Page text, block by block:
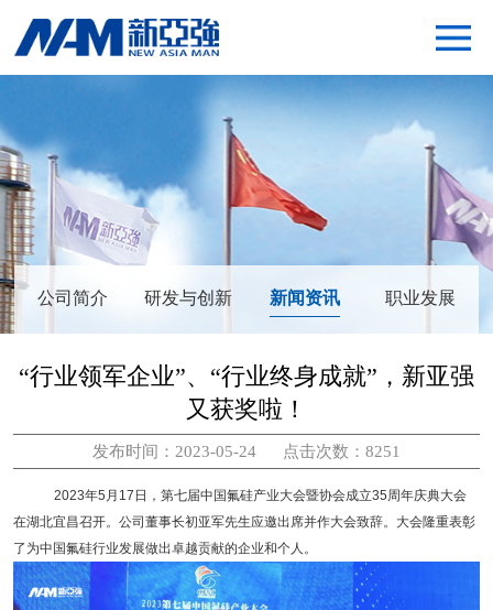
网站首页
关于新亚强
可持续发展
投资者关系
合作伙伴
供应商平台
联系我们
公司简介 研发与创新 新闻资讯 职业发展
“行业领军企业”、“行业终身成就”，新亚强
又获奖啦！
发布时间：2023-05-24 点击次数：8251
2023年5月17日，第七届中国氟硅产业大会暨协会成立35周年庆典大会
在湖北宜昌召开。公司董事长初亚军先生应邀出席并作大会致辞。大会隆重表彰
了为中国氟硅行业发展做出卓越贡献的企业和个人。